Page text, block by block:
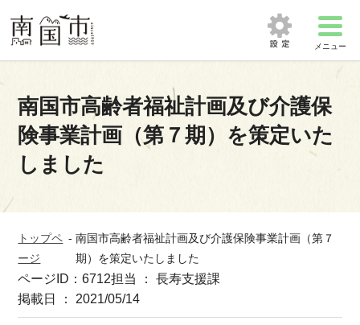
メニュー
南国市高齢者福祉計画及び介護保
険事業計画（第７期）を策定いた
しました
トップペ
ージ
- 南国市高齢者福祉計画及び介護保険事業計画（第７
期）を策定いたしました
ページID：6712担当 ： 長寿支援課
掲載日 ： 2021/05/14